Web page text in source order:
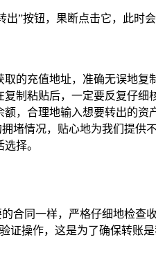
”按钮，果断点击它，此时
的充值地址，准确无误地
复制粘贴后，一定要反复仔细
，合理地输入想要转出的
拥堵情况，贴心地为我们提
择。
合同一样，严格仔细地检查
证操作，这是为了确保转账